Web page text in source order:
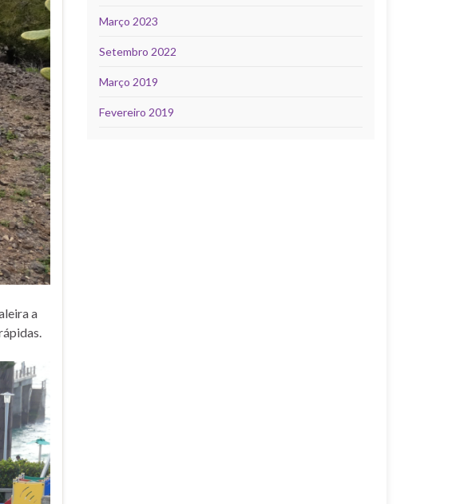
a
Março 2023
Setembro 2022
Março 2019
Fevereiro 2019